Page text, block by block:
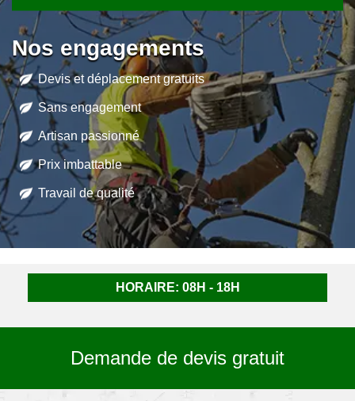
Nos engagements
Devis et déplacement gratuits
Sans engagement
Artisan passionné
Prix imbattable
Travail de qualité
HORAIRE: 08H - 18H
Demande de devis gratuit